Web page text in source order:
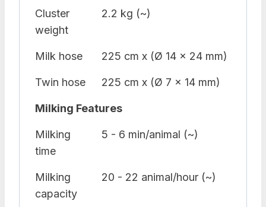
Cluster
weight
2.2 kg (~)
Milk hose 225 cm x (Ø 14 x 24 mm)
Twin hose 225 cm x (Ø 7 x 14 mm)
Milking Features
Milking
time
5 - 6 min/animal (~)
Milking
capacity
20 - 22 animal/hour (~)